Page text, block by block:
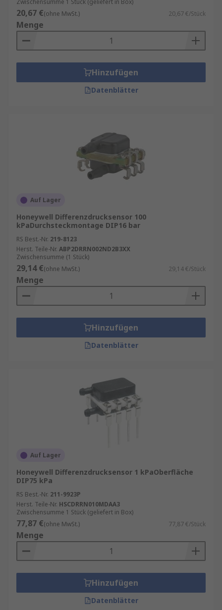
Zwischensumme 1 Stück (geliefert in Box)
20,67 €(ohne MwSt.) 20,67 €/Stück
Menge
Hinzufügen
Datenblätter
Auf Lager
Honeywell Differenzdrucksensor 100
kPaDurchsteckmontage DIP16 bar
RS Best.-Nr. 219-8123
Herst. Teile-Nr. ABP2DRRN002ND2B3XX
Zwischensumme (1 Stück)
29,14 €(ohne MwSt.) 29,14 €/Stück
Menge
Hinzufügen
Datenblätter
Auf Lager
Honeywell Differenzdrucksensor 1 kPaOberfläche
DIP75 kPa
RS Best.-Nr. 211-9923P
Herst. Teile-Nr. HSCDRRN010MDAA3
Zwischensumme 1 Stück (geliefert in Box)
77,87 €(ohne MwSt.) 77,87 €/Stück
Menge
Hinzufügen
Datenblätter